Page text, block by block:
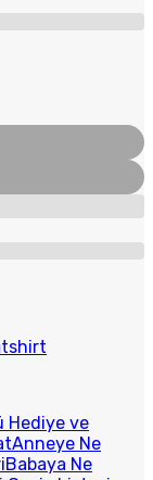
Hediye ve
Anneye Ne
Babaya Ne